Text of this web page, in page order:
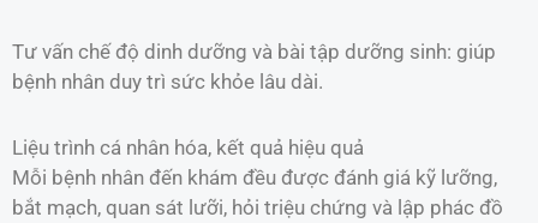
Tư vấn chế độ dinh dưỡng và bài tập dưỡng sinh: giúp
bệnh nhân duy trì sức khỏe lâu dài.
Liệu trình cá nhân hóa, kết quả hiệu quả
Mỗi bệnh nhân đến khám đều được đánh giá kỹ lưỡng,
bắt mạch, quan sát lưỡi, hỏi triệu chứng và lập phác đồ